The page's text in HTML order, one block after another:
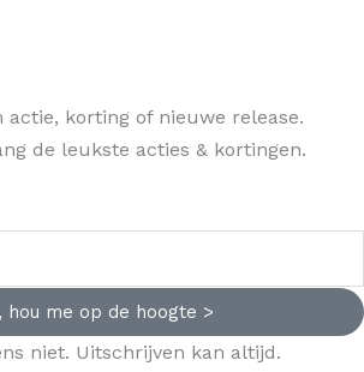
actie, korting of nieuwe release.
de leukste acties & kortingen.
hou me op de hoogte >
niet. Uitschrijven kan altijd.